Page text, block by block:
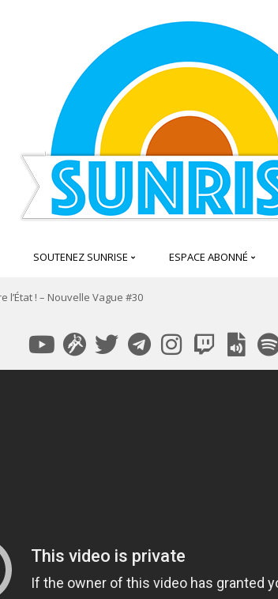
SOUTENEZ SUNRISE ESPACE ABONNÉ
! – Nouvelle Vague #30